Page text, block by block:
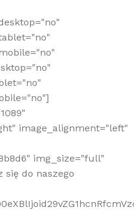
image_alignment="left"
img_size="full"
się do naszego